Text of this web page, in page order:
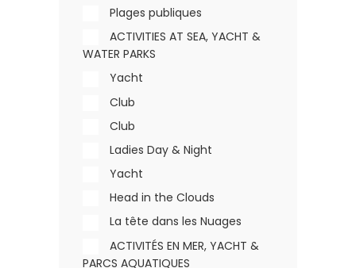
Plages publiques
ACTIVITIES AT SEA, YACHT &
WATER PARKS
Yacht
Club
Club
Ladies Day & Night
Yacht
Head in the Clouds
La tête dans les Nuages
ACTIVITÉS EN MER, YACHT &
PARCS AQUATIQUES